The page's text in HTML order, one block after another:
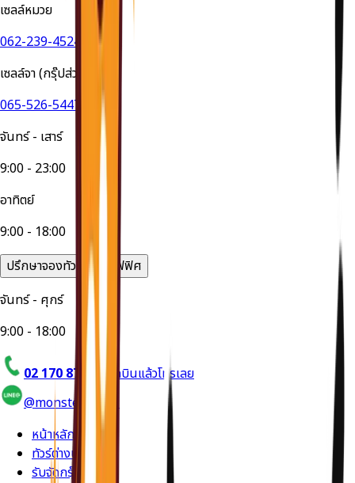
เซลล์หมวย
062-239-4524
เซลล์จา (กรุ๊ปส่วนตัว)
065-526-5447
จันทร์ - เสาร์
9:00 - 23:00
อาทิตย์
9:00 - 18:00
ปรึกษาจองทัวร์ได้ที่ออฟฟิศ
จันทร์ - ศุกร์
9:00 - 18:00
02 170 8714
อยากบินแล้วโทรเลย
@monstertravel
หน้าหลัก
ทัวร์ต่างประเทศ
รับจัดกรุ๊ปส่วนตัว